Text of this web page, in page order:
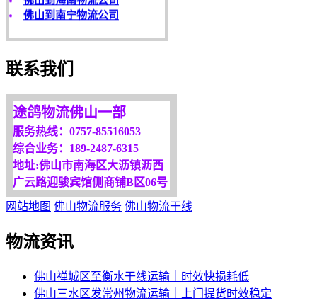
客户是永远的朋友，
服务是永恒的追求！
欢迎您光临！
我们将竭诚为你服务！
联系我们
途鸽物流佛山一部
服务热线：0757-85516053
综合业务：189-2487-6315
地址:佛山市南海区大沥镇沥西
广云路迎骏宾馆侧商铺B区06号
网站地图 佛山物流服务 佛山物流干线
物流资讯
佛山禅城区至衡水干线运输｜时效快损耗低
佛山三水区发常州物流运输｜上门提货时效稳定